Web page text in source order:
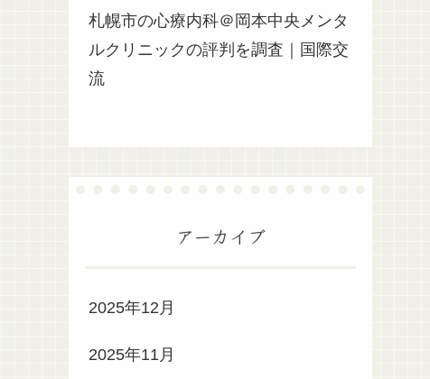
札幌市の心療内科＠岡本中央メンタ
ルクリニックの評判を調査｜国際交
流
アーカイブ
2025年12月
2025年11月